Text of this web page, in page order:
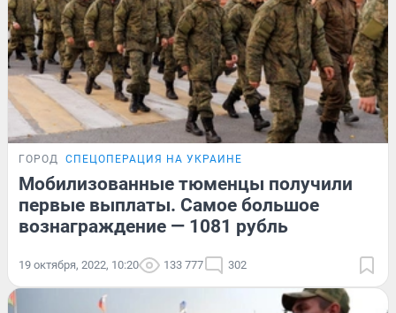
ГОРОД СПЕЦОПЕРАЦИЯ НА УКРАИНЕ
Мобилизованные тюменцы получили
первые выплаты. Самое большое
вознаграждение — 1081 рубль
19 октября, 2022, 10:20 133 777 302